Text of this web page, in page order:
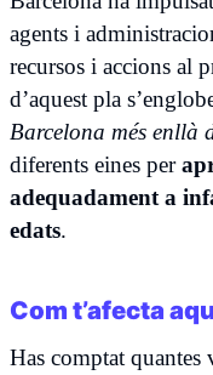
agents i
recursos i accions al
d’aquest pla
Barcelona més enllà
diferents eines per
adequadament a
edats.
Com t’afecta
Has comptat quantes